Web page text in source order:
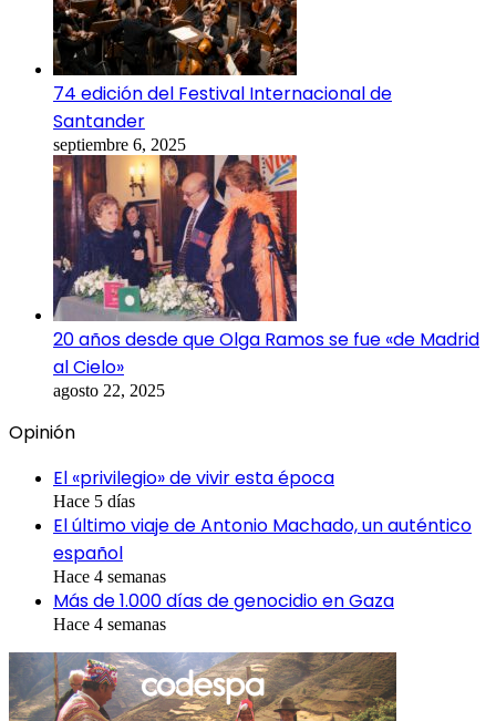
74 edición del Festival Internacional de
Santander
septiembre 6, 2025
20 años desde que Olga Ramos se fue «de Madrid
al Cielo»
agosto 22, 2025
Opinión
El «privilegio» de vivir esta época
Hace 5 días
El último viaje de Antonio Machado, un auténtico
español
Hace 4 semanas
Más de 1.000 días de genocidio en Gaza
Hace 4 semanas